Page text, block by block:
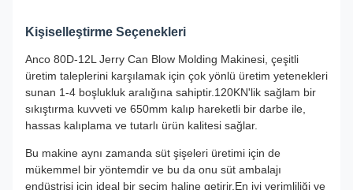
Kişiselleştirme Seçenekleri
Anco 80D-12L Jerry Can Blow Molding Makinesi, çeşitli
üretim taleplerini karşılamak için çok yönlü üretim yetenekleri
sunan 1-4 boşlukluk aralığına sahiptir.120KN'lik sağlam bir
sıkıştırma kuvveti ve 650mm kalıp hareketli bir darbe ile,
hassas kalıplama ve tutarlı ürün kalitesi sağlar.
Bu makine aynı zamanda süt şişeleri üretimi için de
mükemmel bir yöntemdir ve bu da onu süt ambalajı
endüstrisi için ideal bir seçim haline getirir.En iyi verimliliği ve